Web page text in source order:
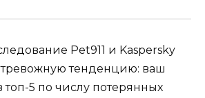
Pet911 и Kaspersky
тенденцию: ваш
5 по числу потерянных